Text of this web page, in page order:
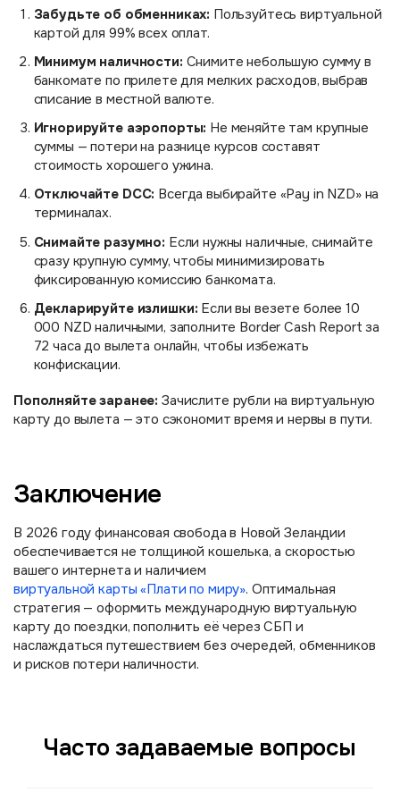
Забудьте об обменниках: Пользуйтесь виртуальной
картой для 99% всех оплат.
Минимум наличности: Снимите небольшую сумму в
банкомате по прилете для мелких расходов, выбрав
списание в местной валюте.
Игнорируйте аэропорты: Не меняйте там крупные
суммы — потери на разнице курсов составят
стоимость хорошего ужина.
Отключайте DCC: Всегда выбирайте «Pay in NZD» на
терминалах.
Снимайте разумно: Если нужны наличные, снимайте
сразу крупную сумму, чтобы минимизировать
фиксированную комиссию банкомата.
Декларируйте излишки: Если вы везете более 10
000 NZD наличными, заполните Border Cash Report за
72 часа до вылета онлайн, чтобы избежать
конфискации.
Пополняйте заранее: Зачислите рубли на виртуальную
карту до вылета — это сэкономит время и нервы в пути.
Заключение
В 2026 году финансовая свобода в Новой Зеландии
обеспечивается не толщиной кошелька, а скоростью
вашего интернета и наличием
виртуальной карты «Плати по миру». Оптимальная
стратегия — оформить международную виртуальную
карту до поездки, пополнить её через СБП и
наслаждаться путешествием без очередей, обменников
и рисков потери наличности.
Часто задаваемые вопросы